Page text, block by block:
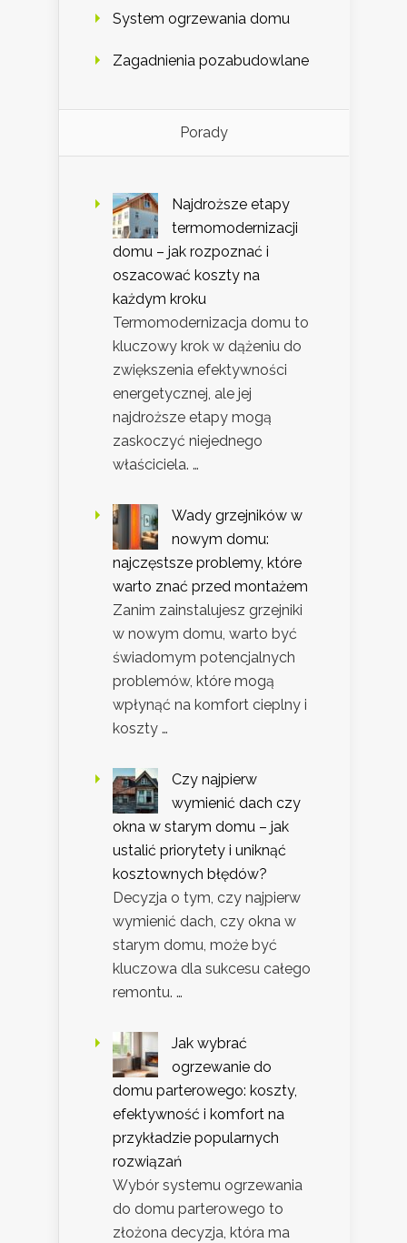
System ogrzewania domu
Zagadnienia pozabudowlane
Porady
Najdroższe etapy
termomodernizacji
domu – jak rozpoznać i
oszacować koszty na
każdym kroku
Termomodernizacja domu to
kluczowy krok w dążeniu do
zwiększenia efektywności
energetycznej, ale jej
najdroższe etapy mogą
zaskoczyć niejednego
właściciela. …
Wady grzejników w
nowym domu:
najczęstsze problemy, które
warto znać przed montażem
Zanim zainstalujesz grzejniki
w nowym domu, warto być
świadomym potencjalnych
problemów, które mogą
wpłynąć na komfort cieplny i
koszty …
Czy najpierw
wymienić dach czy
okna w starym domu – jak
ustalić priorytety i uniknąć
kosztownych błędów?
Decyzja o tym, czy najpierw
wymienić dach, czy okna w
starym domu, może być
kluczowa dla sukcesu całego
remontu. …
Jak wybrać
ogrzewanie do
domu parterowego: koszty,
efektywność i komfort na
przykładzie popularnych
rozwiązań
Wybór systemu ogrzewania
do domu parterowego to
złożona decyzja, która ma